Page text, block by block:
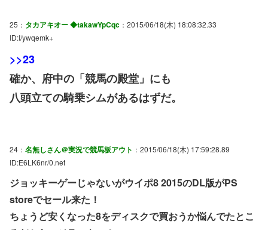
25： タカアキオー ◆takawYpCqc ：2015/06/18(木) 18:08:32.33
ID:I/ywqemk+
>>23
確か、府中の「競馬の殿堂」にも
八頭立ての騎乗シムがあるはずだ。
24： 名無しさん＠実況で競馬板アウト ：2015/06/18(木) 17:59:28.89
ID:E6LK6nr/0.net
ジョッキーゲーじゃないがウイポ8 2015のDL版がPS
storeでセール来た！
ちょうど安くなった8をディスクで買おうか悩んでたとこ